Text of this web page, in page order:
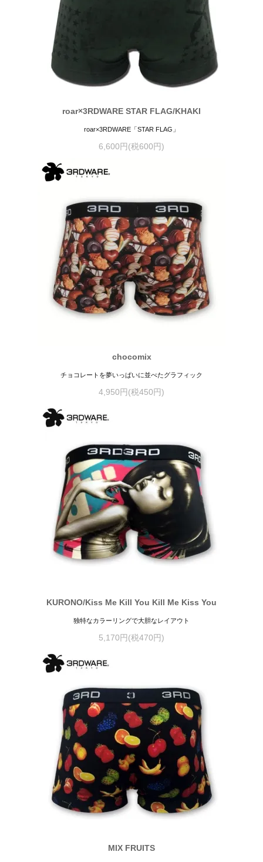
roar×3RDWARE STAR FLAG/KHAKI
roar×3RDWARE「STAR FLAG」
6,600円(税600円)
chocomix
チョコレートを夢いっぱいに並べたグラフィック
4,950円(税450円)
KURONO/Kiss Me Kill You Kill Me Kiss You
独特なカラーリングで大胆なレイアウト
5,170円(税470円)
MIX FRUITS